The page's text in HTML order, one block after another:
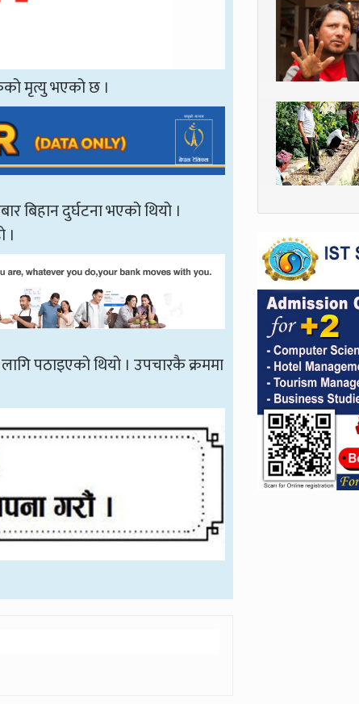
मृत्यु भएको छ ।
बिहान दुर्घटना भएको थियो ।
।
पठाइएको थियो । उपचारकै क्रममा